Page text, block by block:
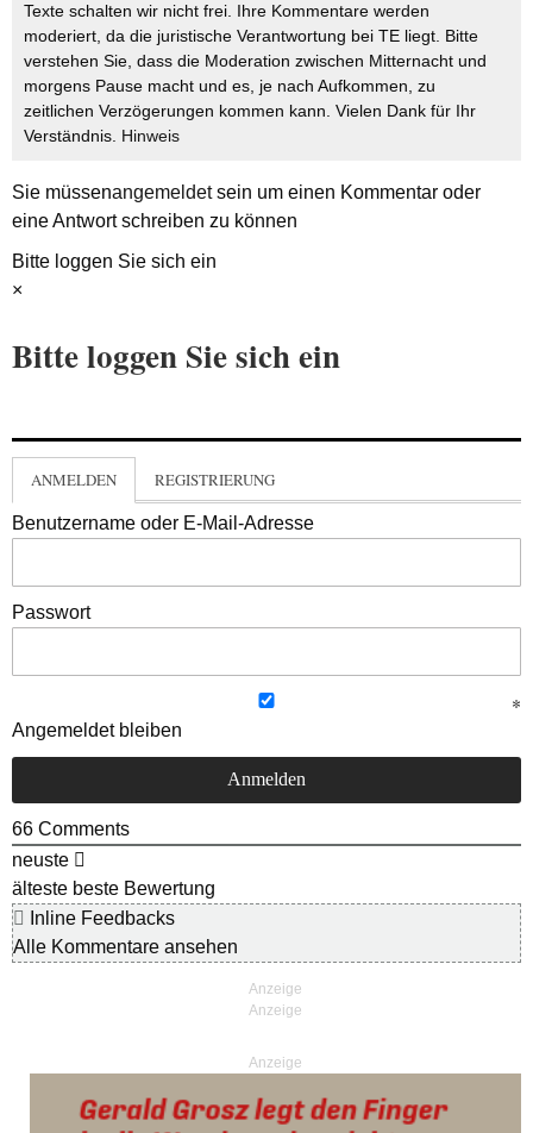
Texte schalten wir nicht frei. Ihre Kommentare werden
moderiert, da die juristische Verantwortung bei TE liegt. Bitte
verstehen Sie, dass die Moderation zwischen Mitternacht und
morgens Pause macht und es, je nach Aufkommen, zu
zeitlichen Verzögerungen kommen kann. Vielen Dank für Ihr
Verständnis. Hinweis
Sie müssenangemeldetsein um einen Kommentar oder
eine Antwort schreiben zu können
Bitte loggen Sie sich ein
×
Bitte loggen Sie sich ein
ANMELDEN REGISTRIERUNG
Benutzername oder E-Mail-Adresse
Passwort
Angemeldet bleiben
66 Comments
neuste
älteste beste Bewertung
Inline Feedbacks
Alle Kommentare ansehen
Anzeige